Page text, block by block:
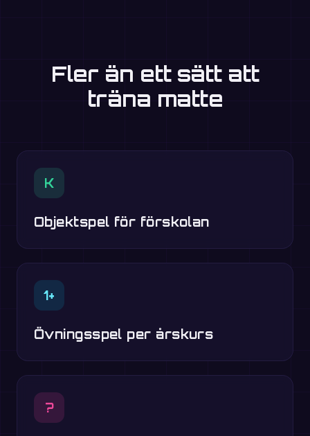
Fler än ett sätt att
träna matte
K
Objektspel för förskolan
1+
Övningsspel per årskurs
?